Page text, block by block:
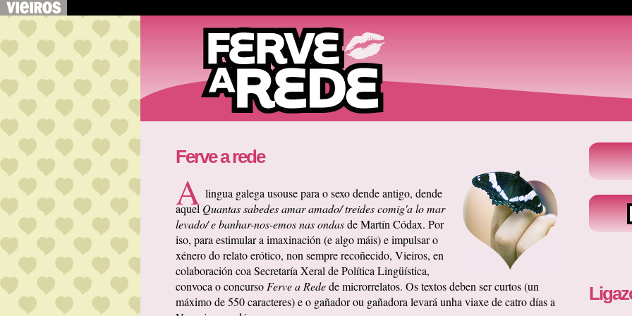
Ferve a rede
A lingua galega usouse para o sexo dende antigo, dende
aquel Quantas sabedes amar amado/ treides comig'a lo mar
levado/ e banhar-nos-emos nas ondasde Martín Códax. Por
iso, para estimular a imaxinación (e algo máis) e impulsar o
xénero do relato erótico, non sempre recoñecido, Vieiros, en
colaboración coa Secretaría Xeral de Política Lingüística,
convoca o concurso Ferve a Redede microrrelatos. Os textos deben ser curtos (un
máximo de 550 caracteres) e o gañador ou gañadora levará unha viaxe de catro días a